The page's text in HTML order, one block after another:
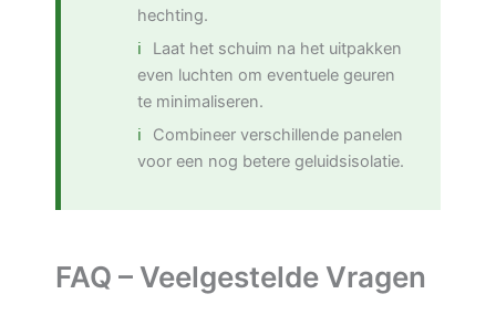
hechting.
Laat het schuim na het uitpakken
even luchten om eventuele geuren
te minimaliseren.
Combineer verschillende panelen
voor een nog betere geluidsisolatie.
FAQ – Veelgestelde Vragen